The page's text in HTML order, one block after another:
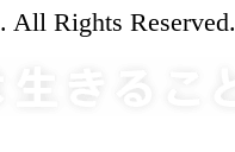
Rights Reserved.